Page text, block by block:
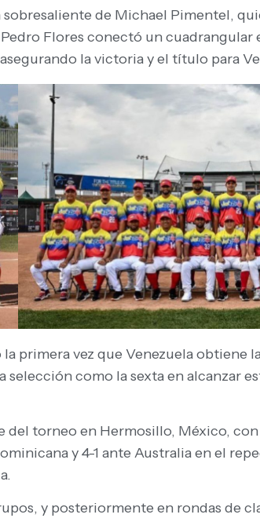
de Michael Pimentel,
Flores conectó un cuadrangular
la victoria y el título para
primera vez que Venezuela obtiene
como la sexta en alcanzar
del torneo en Hermosillo, México,
y 4-1 ante Australia en el
y posteriormente en rondas de